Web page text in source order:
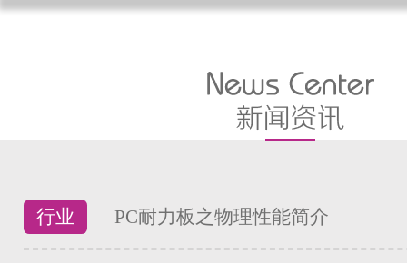
行业 PC耐力板之物理性能简介